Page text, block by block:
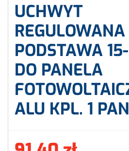
UCHWYT
REGULOWANA
PODSTAWA
DO PANELA
ALU KPL. 1